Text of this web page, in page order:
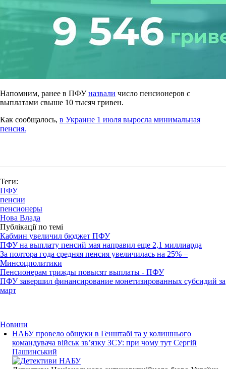
Напомним, ранее в ПФУназвали число пенсионеров с
выплатами свыше 10 тысяч гривен.
Как сообщалось, в Украине 1 июля выросла минимальная
пенсия.
Теги:
ПФУ
пенсии
пенсионеры
Нова Влада
Публікації по темі
Кабмин увеличил бюджет ПФУ
ПФУ на выплату пенсий мая направил еще 2,1 миллиарда
За полтора года средняя пенсия увеличилась на 25% –
Минсоцполитики
Пенсионерам трижды повысят выплаты - ПФУ
ПФУ завершил финансирование монетизированных субсидий за
март
Новини
НАБУ провело обшуки в Генштабі та у колишнього
командувача військ зв’язку ЗСУ: при чому тут Сергій
Пашинський